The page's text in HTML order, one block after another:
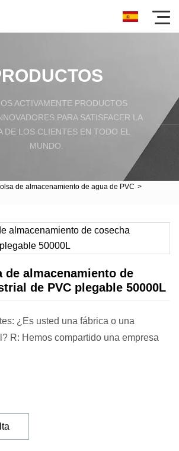
ACTIVAMENTE PRODUCTOS
PARA SATISFACER LA
DE LOS CLIENTES EN TODO EL
MUNDO.
de almacenamiento de agua de PVC >
de almacenamiento de
de PVC plegable 50000L
¿Es usted una fábrica o una